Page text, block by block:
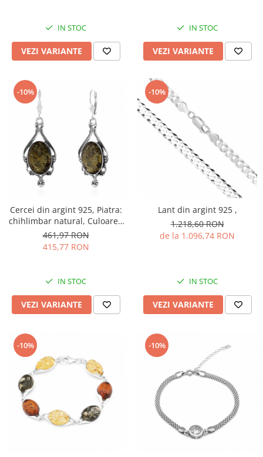
IN STOC
VEZI VARIANTE
IN STOC
VEZI VARIANTE
-10%
Cercei din argint 925, Piatra:
chihlimbar natural, Culoare :
verde , Sonis Silver
461,97 RON
415,77 RON
IN STOC
VEZI VARIANTE
-10%
Lant din argint 925 ,
1.218,60 RON
de la 1.096,74 RON
IN STOC
VEZI VARIANTE
-10% -10%